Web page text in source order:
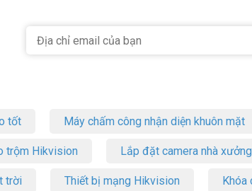
tốt Máy chấm công nhận diện khuôn mặt
trộm Hikvision Lắp đặt camera nhà xưởng
trời Thiết bị mạng Hikvision Khóa